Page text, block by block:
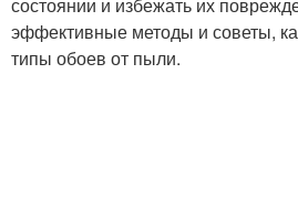
эффективные методы и советы,
типы обоев от пыли.